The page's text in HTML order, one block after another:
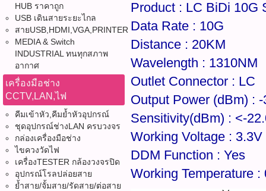
HUB ราคาถูก
USB เดินสายระยะไกล
สายUSB,HDMI,VGA,PRINTER
MEDIA & Switch
INDUSTRIAL ทนทุกสภาพ
อากาศ
เครื่องมือช่าง
CCTV,LAN,ไฟ
คีมเข้าหัว,คีมย้ำหัวอุปกรณ์
ชุดอุปกรณ์ช่างLAN ครบวงจร
กล่องเครื่องมือช่าง
ไขควงวัดไฟ
เครื่องTESTER กล้องวงจรปิด
อุปกรณ์โรลปล่อยสาย
ย้ำสาย/จั้มสาย/รัดสาย/ต่อสาย
Product : LC BiDi 10G
Data Rate : 10G
Distance : 20KM
Wavelength : 1310NM
Outlet Connector : LC
Output Power (dBm) :
Sensitivity(dBm) : <-
Working Voltage : 3.3V
DDM Function : Yes
Working Temperature :